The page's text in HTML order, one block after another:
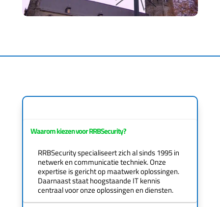
Waarom kiezen voor RRBSecurity?
RRBSecurity specialiseert zich al sinds 1995 in
netwerk en communicatie techniek. Onze
expertise is gericht op maatwerk oplossingen.
Daarnaast staat hoogstaande IT kennis
centraal voor onze oplossingen en diensten.